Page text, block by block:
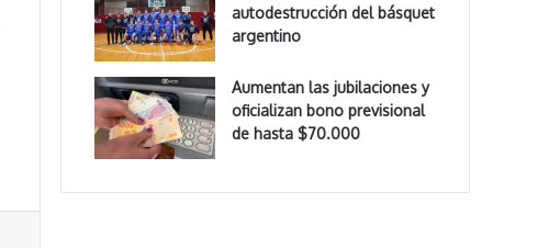
autodestrucción del básquet
argentino
Aumentan las jubilaciones y
oficializan bono previsional
de hasta $70.000